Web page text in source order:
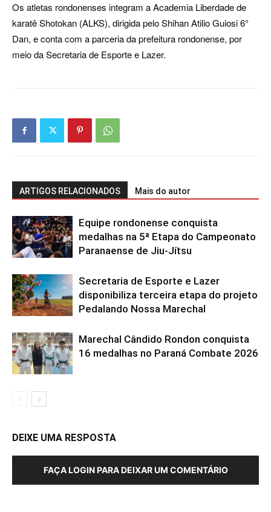
Os atletas rondonenses integram a Academia Liberdade de
karatê Shotokan (ALKS), dirigida pelo Shihan Atilio Guiosi 6°
Dan, e conta com a parceria da prefeitura rondonense, por
meio da Secretaria de Esporte e Lazer.
ARTIGOS RELACIONADOS Mais do autor
Equipe rondonense conquista
medalhas na 5ª Etapa do Campeonato
Paranaense de Jiu-Jítsu
Secretaria de Esporte e Lazer
disponibiliza terceira etapa do projeto
Pedalando Nossa Marechal
Marechal Cândido Rondon conquista
16 medalhas no Paraná Combate 2026
DEIXE UMA RESPOSTA
FAÇA LOGIN PARA DEIXAR UM COMENTÁRIO